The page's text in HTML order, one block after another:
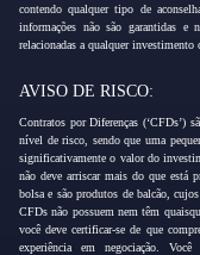
contendo qualquer tipo de
informações não são garantidas e
relacionadas a qualquer investimento
AVISO DE RISCO:
Contratos por Diferenças (‘CFDs’)
nível de risco, sendo que uma
significativamente o valor do
não deve arriscar mais do que está
bolsa e são produtos de balcão,
CFDs não possuem nem têm
você deve certificar-se de que
experiência em negociação.